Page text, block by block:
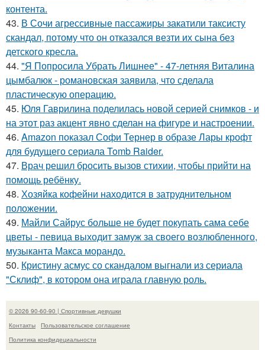
контента.
43. В Сочи агрессивные пассажиры закатили таксисту
скандал, потому что он отказался везти их сына без
детского кресла.
44. "Я Попросила Убрать Лишнее" - 47-летняя Виталина
цымбалюк - романовская заявила, что сделала
пластическую операцию.
45. Юля Гаврилина поделилась новой серией снимков - и
на этот раз акцент явно сделан на фигуре и настроении.
46. Amazon показал Софи Тернер в образе Лары крофт
для будущего сериала Tomb Raider.
47. Врач решил бросить вызов стихии, чтобы прийти на
помощь ребёнку.
48. Хозяйка кофейни находится в затруднительном
положении.
49. Майли Сайрус больше не будет покупать сама себе
цветы - певица выходит замуж за своего возлюбленного,
музыканта Макса морандо.
50. Кристину асмус со скандалом выгнали из сериала
"Склиф", в котором она играла главную роль.
© 2026 90-60-90 | Спортивные девушки
Контакты
Пользовательское соглашение
Политика конфидециальности